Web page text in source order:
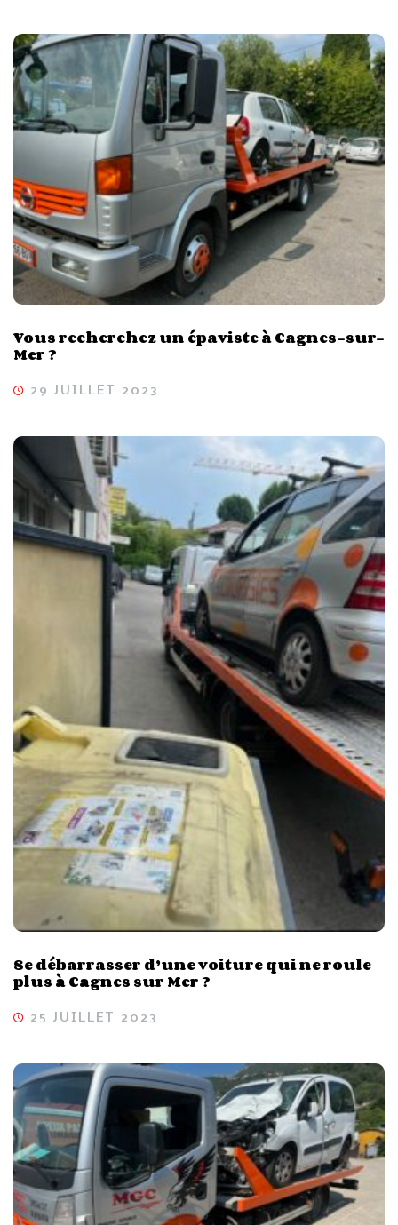
Vous recherchez un épaviste à Cagnes-sur-
Mer ?
29 JUILLET 2023
Se débarrasser d’une voiture qui ne roule
plus à Cagnes sur Mer ?
25 JUILLET 2023